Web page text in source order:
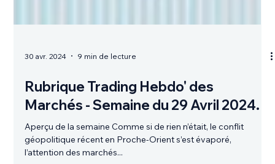
30 avr. 2024 9 min de lecture
Rubrique Trading Hebdo' des
Marchés - Semaine du 29 Avril 2024.
Aperçu de la semaine Comme si de rien n’était, le conflit